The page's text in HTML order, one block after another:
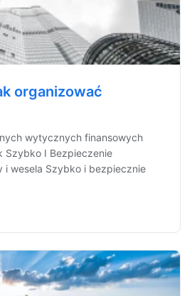
organizować
wytycznych finansowych
Szybko I Bezpieczenie
i wesela Szybko i bezpiecznie